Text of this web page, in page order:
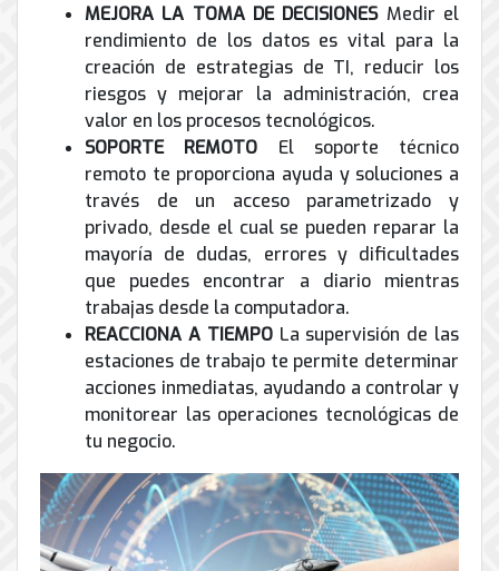
MEJORA LA TOMA DE DECISIONESMedir el
rendimiento de los datos es vital para la
creación de estrategias de TI, reducir los
riesgos y mejorar la administración, crea
valor en los procesos tecnológicos.
SOPORTE REMOTO El soporte técnico
remoto te proporciona ayuda y soluciones a
través de un acceso parametrizado y
privado, desde el cual se pueden reparar la
mayoría de dudas, errores y dificultades
que puedes encontrar a diario mientras
trabajas desde la computadora.
REACCIONA A TIEMPOLa supervisión de las
estaciones de trabajo te permite determinar
acciones inmediatas, ayudando a controlar y
monitorear las operaciones tecnológicas de
tu negocio.